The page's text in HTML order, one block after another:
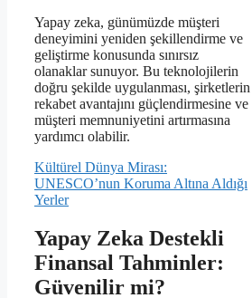
Yapay zeka, günümüzde müşteri
deneyimini yeniden şekillendirme ve
geliştirme konusunda sınırsız
olanaklar sunuyor. Bu teknolojilerin
doğru şekilde uygulanması, şirketlerin
rekabet avantajını güçlendirmesine ve
müşteri memnuniyetini artırmasına
yardımcı olabilir.
Kültürel Dünya Mirası:
UNESCO’nun Koruma Altına Aldığı
Yerler
Yapay Zeka Destekli
Finansal Tahminler:
Güvenilir mi?